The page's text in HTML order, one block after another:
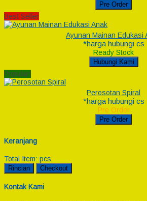
Pre Order
Best Seller
Ayunan Mainan Edukasi
*harga hubungi cs
Ready Stock
Hubungi Kami
Popular!
Perosotan Spiral
*harga hubungi cs
Pre Order
Pre Order
Keranjang
Total Item: pcs
Rincian Checkout
Kontak Kami